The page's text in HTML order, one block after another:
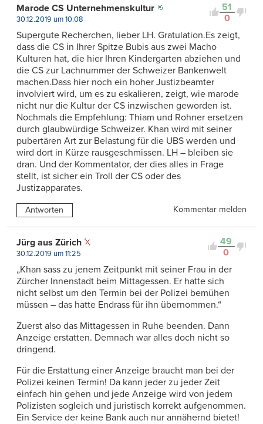
51
0
Marode CS Unternehmenskultur
30.12.2019 um 10:08
Supergute Recherchen, lieber LH. Gratulation.Es zeigt,
dass die CS in Ihrer Spitze Bubis aus zwei Macho
Kulturen hat, die hier Ihren Kindergarten abziehen und
die CS zur Lachnummer der Schweizer Bankenwelt
machen.Dass hier noch ein hoher Justizbeamter
involviert wird, um es zu eskalieren, zeigt, wie marode
nicht nur die Kultur der CS inzwischen geworden ist.
Nochmals die Empfehlung: Thiam und Rohner ersetzen
durch glaubwürdige Schweizer. Khan wird mit seiner
pubertären Art zur Belastung für die UBS werden und
wird dort in Kürze rausgeschmissen. LH – bleiben sie
dran. Und der Kommentator, der dies alles in Frage
stellt, ist sicher ein Troll der CS oder des
Justizapparates.
Antworten Kommentar melden
49
0
Jürg aus Zürich
30.12.2019 um 11:25
„Khan sass zu jenem Zeitpunkt mit seiner Frau in der
Zürcher Innenstadt beim Mittagessen. Er hatte sich
nicht selbst um den Termin bei der Polizei bemühen
müssen – das hatte Endrass für ihn übernommen.“
Zuerst also das Mittagessen in Ruhe beenden. Dann
Anzeige erstatten. Demnach war alles doch nicht so
dringend.
Für die Erstattung einer Anzeige braucht man bei der
Polizei keinen Termin! Da kann jeder zu jeder Zeit
einfach hin gehen und jede Anzeige wird von jedem
Polizisten sogleich und juristisch korrekt aufgenommen.
Ein Service der keine Bank auch nur annähernd bietet!